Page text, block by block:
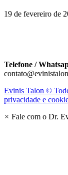
19 de fevereiro de
Telefone /
Evinis Talon ©
privacidade e
× Fale com o Dr.